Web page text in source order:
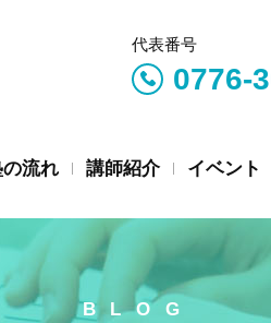
の流れ 講師紹介 イベント
代表番号
0776-